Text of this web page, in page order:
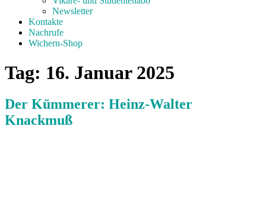
Newsletter
Kontakte
Nachrufe
Wichern-Shop
Tag: 16. Januar 2025
Der Kümmerer: Heinz-Walter
Knackmuß